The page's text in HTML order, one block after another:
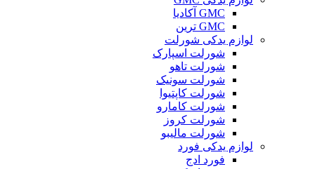
GMC آکادیا
GMC ترین
لوازم یدکی شورلت
شورلت اسپارک
شورلت تاهو
شورلت سونیک
شورلت کاپتیوا
شورلت کامارو
شورلت کروز
شورلت مالیبو
لوازم یدکی فورد
فورد ادج